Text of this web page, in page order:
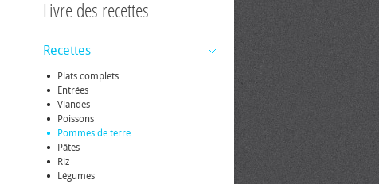
Livre des recettes
Recettes
Plats complets
Entrées
Viandes
Poissons
Pommes de terre
Pâtes
Riz
Légumes